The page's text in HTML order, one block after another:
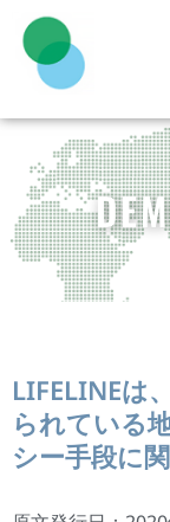
LIFELINEは
られている
シー手段に